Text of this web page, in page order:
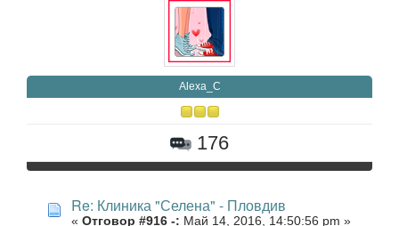
Alexa_C
176
Re: Клиника "Селена" - Пловдив
« Отговор #916 -: Май 14, 2016, 14:50:56 pm »